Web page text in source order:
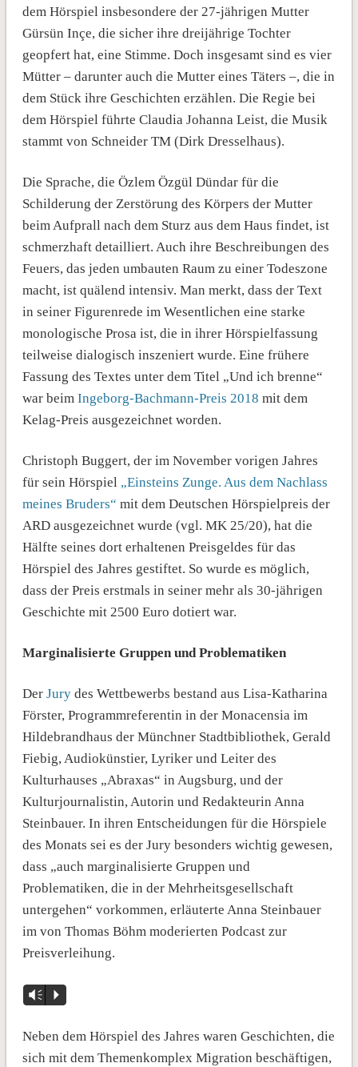
dem Hörspiel insbesondere der 27-jährigen Mutter
Gürsün Inçe, die sicher ihre dreijährige Tochter
geopfert hat, eine Stimme. Doch insgesamt sind es vier
Mütter – darunter auch die Mutter eines Täters –, die in
dem Stück ihre Geschichten erzählen. Die Regie bei
dem Hörspiel führte Claudia Johanna Leist, die Musik
stammt von Schneider TM (Dirk Dresselhaus).
Die Sprache, die Özlem Özgül Dündar für die
Schilderung der Zerstörung des Körpers der Mutter
beim Aufprall nach dem Sturz aus dem Haus findet, ist
schmerzhaft detailliert. Auch ihre Beschreibungen des
Feuers, das jeden umbauten Raum zu einer Todeszone
macht, ist quälend intensiv. Man merkt, dass der Text
in seiner Figurenrede im Wesentlichen eine starke
monologische Prosa ist, die in ihrer Hörspielfassung
teilweise dialogisch inszeniert wurde. Eine frühere
Fassung des Textes unter dem Titel „Und ich brenne“
war beim Ingeborg-Bachmann-Preis 2018 mit dem
Kelag-Preis ausgezeichnet worden.
Christoph Buggert, der im November vorigen Jahres
für sein Hörspiel „Einsteins Zunge. Aus dem Nachlass
meines Bruders“ mit dem Deutschen Hörspielpreis der
ARD ausgezeichnet wurde (vgl. MK 25/20), hat die
Hälfte seines dort erhaltenen Preisgeldes für das
Hörspiel des Jahres gestiftet. So wurde es möglich,
dass der Preis erstmals in seiner mehr als 30-jährigen
Geschichte mit 2500 Euro dotiert war.
Marginalisierte Gruppen und Problematiken
DerJurydes Wettbewerbs bestand aus Lisa-Katharina
Förster, Programmreferentin in der Monacensia im
Hildebrandhaus der Münchner Stadtbibliothek, Gerald
Fiebig, Audiokünstier, Lyriker und Leiter des
Kulturhauses „Abraxas“ in Augsburg, und der
Kulturjournalistin, Autorin und Redakteurin Anna
Steinbauer. In ihren Entscheidungen für die Hörspiele
des Monats sei es der Jury besonders wichtig gewesen,
dass „auch marginalisierte Gruppen und
Problematiken, die in der Mehrheitsgesellschaft
untergehen“ vorkommen, erläuterte Anna Steinbauer
im von Thomas Böhm moderierten Podcast zur
Preisverleihung.
Vm P
Neben dem Hörspiel des Jahres waren Geschichten, die
sich mit dem Themenkomplex Migration beschäftigen,